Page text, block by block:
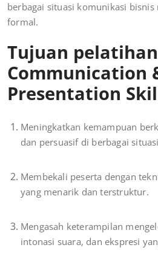
berbagai situasi komunikasi bisnis
formal.
Tujuan pelatihan
Communication
Presentation
Meningkatkan kemampuan
dan persuasif di berbagai
Membekali peserta dengan
yang menarik dan terstruktur.
Mengasah keterampilan
intonasi suara, dan ekspresi